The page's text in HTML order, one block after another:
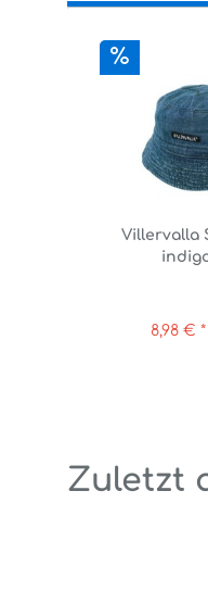
Villervalla
8,98 € *
Zuletzt